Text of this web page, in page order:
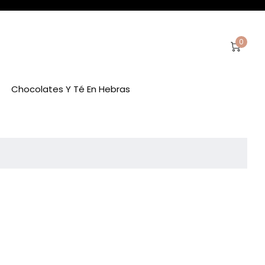
0
Chocolates Y Té En Hebras